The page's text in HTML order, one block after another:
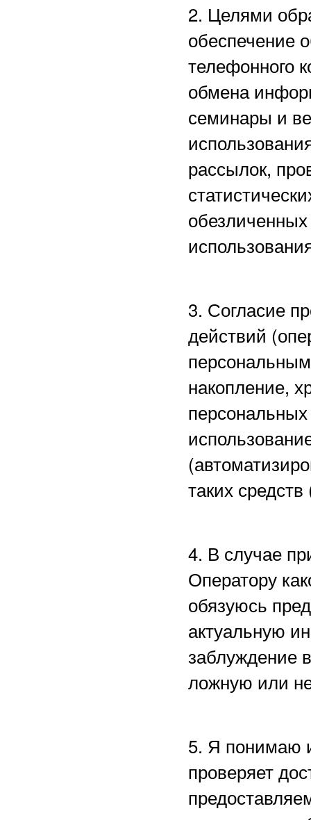
2. Целями
обеспечение
телефонного
обмена
семинары и
рассылок,
3. Согласие
действий
накопление,
таких
4. В случае
Оператору
обязуюсь
актуальную
заблуждение
ложную или
5. Я понимаю
проверяет